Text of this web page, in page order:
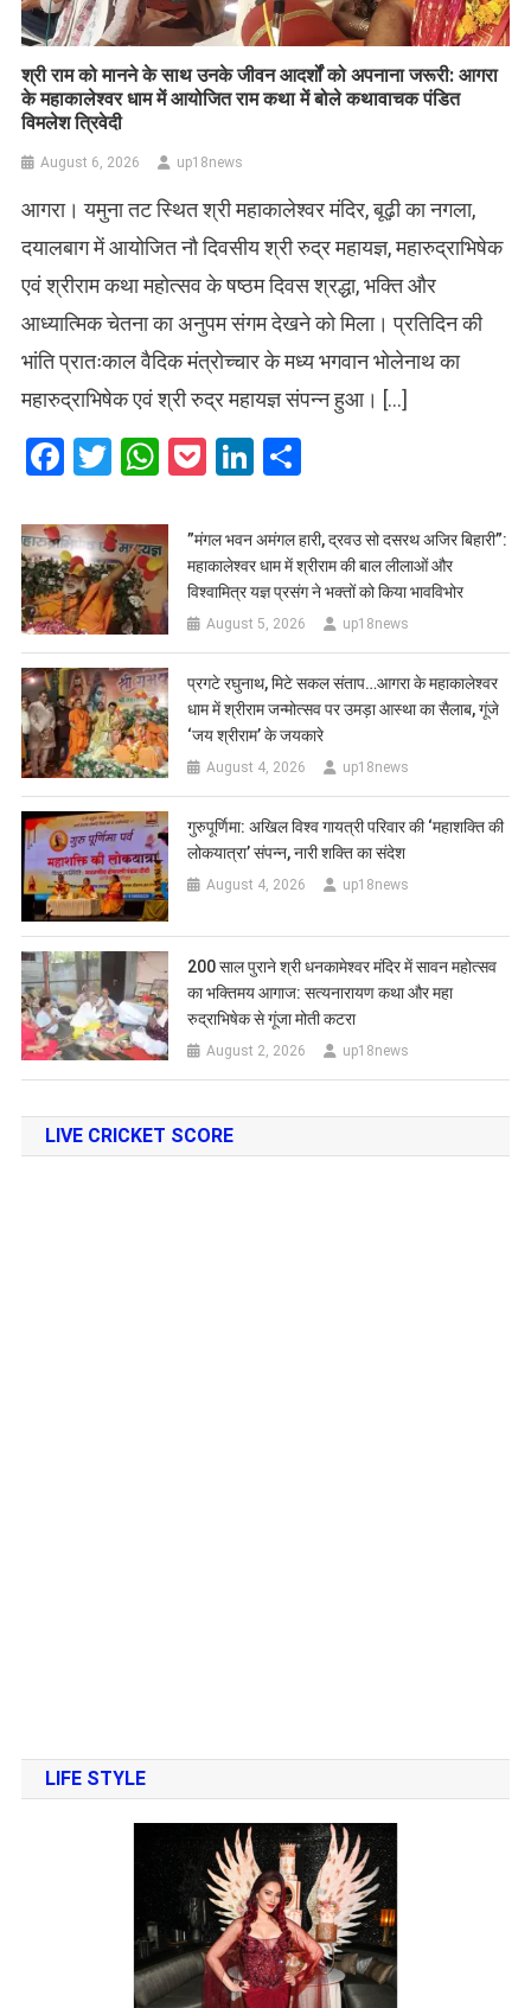
​श्री राम को मानने के साथ उनके जीवन आदर्शों को अपनाना जरूरी: आगरा
के महाकालेश्वर धाम में आयोजित राम कथा में बोले कथावाचक पंडित
विमलेश त्रिवेदी
August 6, 2026 up18news
आगरा। यमुना तट स्थित श्री महाकालेश्वर मंदिर, बूढ़ी का नगला,
दयालबाग में आयोजित नौ दिवसीय श्री रुद्र महायज्ञ, महारुद्राभिषेक
एवं श्रीराम कथा महोत्सव के षष्ठम दिवस श्रद्धा, भक्ति और
आध्यात्मिक चेतना का अनुपम संगम देखने को मिला। प्रतिदिन की
भांति प्रातःकाल वैदिक मंत्रोच्चार के मध्य भगवान भोलेनाथ का
महारुद्राभिषेक एवं श्री रुद्र महायज्ञ संपन्न हुआ। […]
Facebook
Twitter
WhatsApp
PocketLinkedIn
​”मंगल भवन अमंगल हारी, द्रवउ सो दसरथ अजिर बिहारी”:
महाकालेश्वर धाम में श्रीराम की बाल लीलाओं और
विश्वामित्र यज्ञ प्रसंग ने भक्तों को किया भावविभोर
August 5, 2026 up18news
प्रगटे रघुनाथ, मिटे सकल संताप…आगरा के महाकालेश्वर
धाम में श्रीराम जन्मोत्सव पर उमड़ा आस्था का सैलाब, गूंजे
‘जय श्रीराम’ के जयकारे
August 4, 2026 up18news
गुरुपूर्णिमा: अखिल विश्व गायत्री परिवार की ‘महाशक्ति की
लोकयात्रा’ संपन्न, नारी शक्ति का संदेश
August 4, 2026 up18news
200 साल पुराने श्री धनकामेश्वर मंदिर में सावन महोत्सव
का भक्तिमय आगाज: सत्यनारायण कथा और महा
रुद्राभिषेक से गूंजा मोती कटरा
August 2, 2026 up18news
LIVE CRICKET SCORE
LIFE STYLE